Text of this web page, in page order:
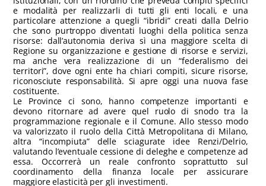
e modalità per realizzarli di tutti gli enti locali, e una
particolare attenzione a quegli “ibridi” creati dalla Delrio
che sono purtroppo diventati luoghi della politica senza
risorse: dall’autonomia deriva sì una maggiore scelta di
Regione su organizzazione e gestione di risorse e servizi,
ma anche vera realizzazione di un “federalismo dei
territori”, dove ogni ente ha chiari compiti, sicure risorse,
riconosciute responsabilità. Si apre oggi una nuova fase
costituente.
Le Province ci sono, hanno competenze importanti e
devono ritornare ad avere quel ruolo di snodo tra la
programmazione regionale e il Comune. Allo stesso modo
va valorizzato il ruolo della Città Metropolitana di Milano,
altra “incompiuta” delle sciagurate idee Renzi/Delrio,
valutando l’eventuale cessione di deleghe e competenze ad
essa. Occorrerà un reale confronto soprattutto sul
coordinamento della finanza locale per assicurare
maggiore elasticità per gli investimenti.